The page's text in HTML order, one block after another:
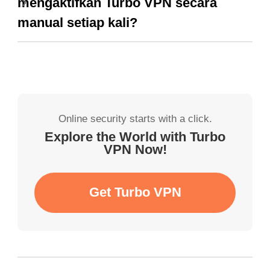
manual setiap kali?
Online security starts with a click.
Explore the World with Turbo
VPN Now!
Get Turbo VPN